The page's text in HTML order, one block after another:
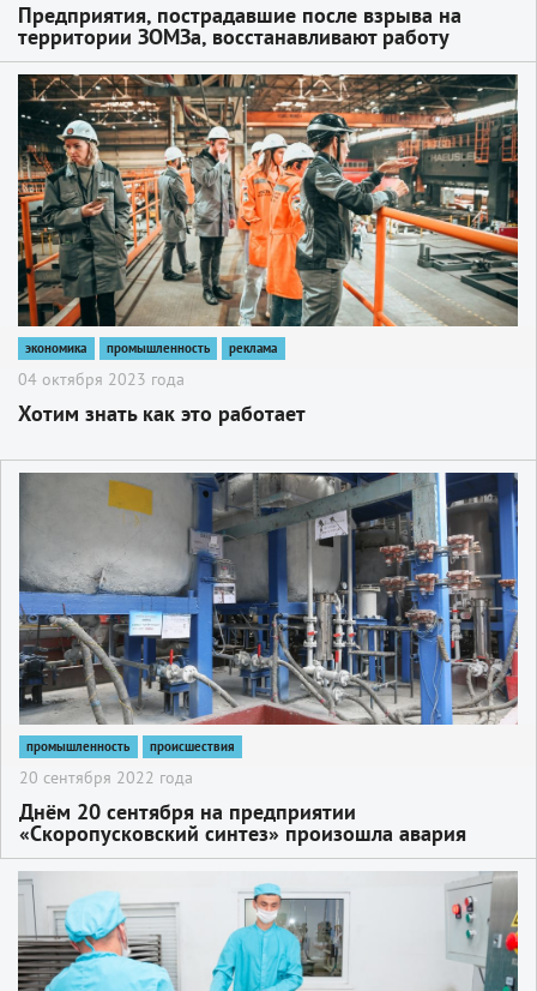
Предприятия, пострадавшие после взрыва на
территории ЗОМЗа, восстанавливают работу
2
экономика промышленность реклама
04 октября 2023 года
Хотим знать как это работает
промышленность происшествия
20 сентября 2022 года
Днём 20 сентября на предприятии
«Скоропусковский синтез» произошла авария
2